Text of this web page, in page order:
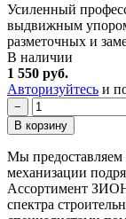
Усиленный
выдвижным
разметочных и
В наличии
1 550 руб.
Авторизуйтесь и
−
В корзину
Мы предоставляем
механизации
Ассортимент
спектра